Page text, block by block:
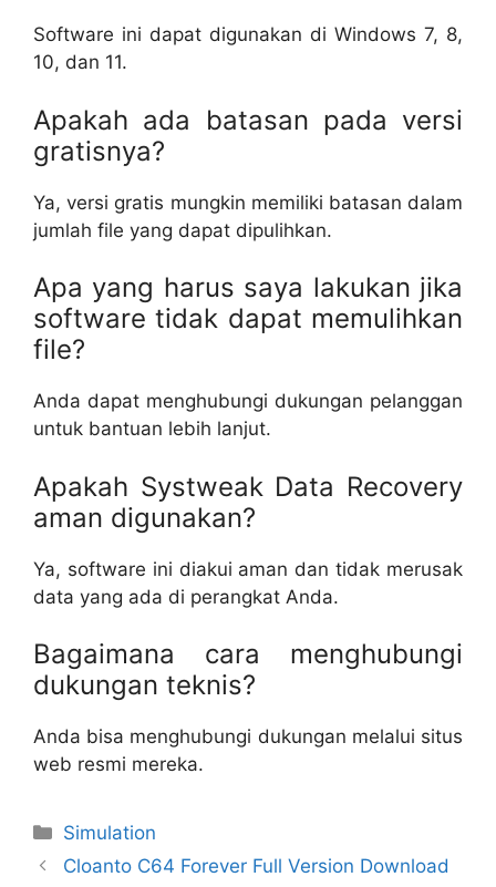
Software ini dapat digunakan di Windows 7, 8,
10, dan 11.
Apakah ada batasan pada versi
gratisnya?
Ya, versi gratis mungkin memiliki batasan dalam
jumlah file yang dapat dipulihkan.
Apa yang harus saya lakukan jika
software tidak dapat memulihkan
file?
Anda dapat menghubungi dukungan pelanggan
untuk bantuan lebih lanjut.
Apakah Systweak Data Recovery
aman digunakan?
Ya, software ini diakui aman dan tidak merusak
data yang ada di perangkat Anda.
Bagaimana cara menghubungi
dukungan teknis?
Anda bisa menghubungi dukungan melalui situs
web resmi mereka.
Categories
Simulation
Cloanto C64 Forever Full Version Download